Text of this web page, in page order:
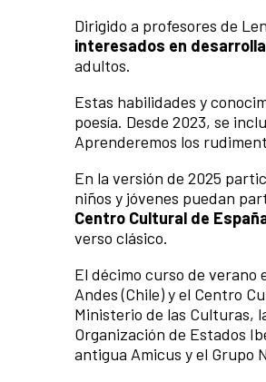
Dirigido a profesores de
interesados en
adultos.
Estas habilidades y
poesía. Desde 2023, se
Aprenderemos los
En la versión de 2025
niños y jóvenes puedan
Centro Cultural de
verso clásico.
El décimo curso de verano
Andes (Chile) y el Centro
Ministerio de las Culturas,
Organización de Estados
antigua Amicus y el Grupo